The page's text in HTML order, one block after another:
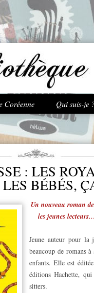
Aller au contenu
Coréenne Qui suis-je
: LES
BÉBÉS,
Un nouveau roman
les jeunes
Jeune auteur pour la
beaucoup de romans
enfants. Elle est
éditions Hachette,
sitters.